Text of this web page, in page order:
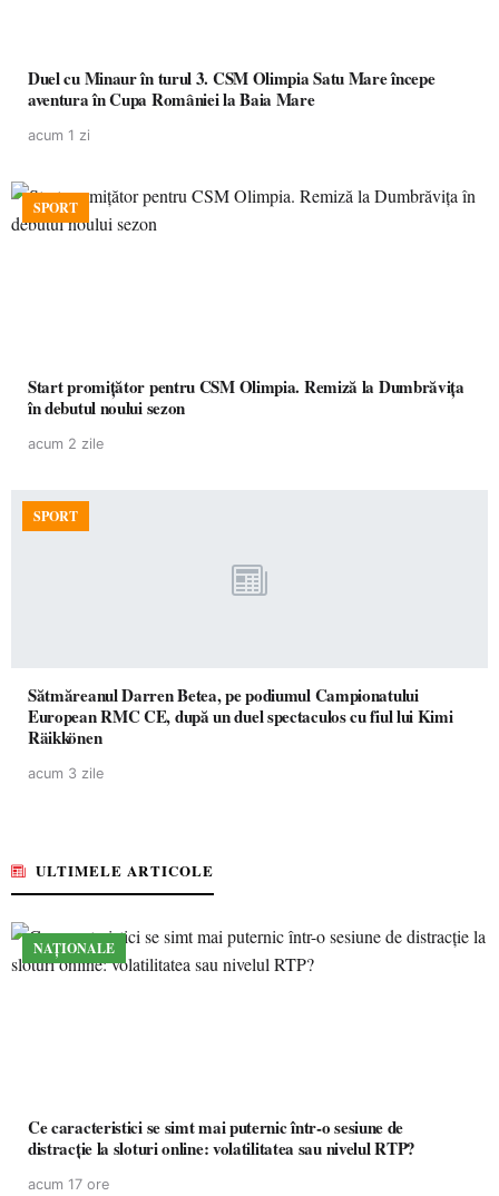
Duel cu Minaur în turul 3. CSM Olimpia Satu Mare începe
aventura în Cupa României la Baia Mare
acum 1 zi
SPORT
Start promițător pentru CSM Olimpia. Remiză la Dumbrăvița
în debutul noului sezon
acum 2 zile
SPORT
Sătmăreanul Darren Betea, pe podiumul Campionatului
European RMC CE, după un duel spectaculos cu fiul lui Kimi
Räikkönen
acum 3 zile
ULTIMELE ARTICOLE
NAȚIONALE
Ce caracteristici se simt mai puternic într-o sesiune de
distracție la sloturi online: volatilitatea sau nivelul RTP?
acum 17 ore